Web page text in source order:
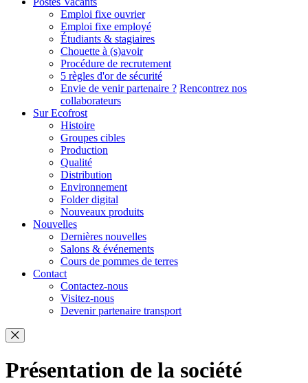
Emploi fixe ouvrier
Emploi fixe employé
Étudiants & stagiaires
Chouette à (s)avoir
Procédure de recrutement
5 règles d'or de sécurité
Envie de venir partenaire ? Rencontrez nos
collaborateurs
Sur Ecofrost
Histoire
Groupes cibles
Production
Qualité
Distribution
Environnement
Folder digital
Nouveaux produits
Nouvelles
Dernières nouvelles
Salons & événements
Cours de pommes de terres
Contact
Contactez-nous
Visitez-nous
Devenir partenaire transport
Présentation de la société